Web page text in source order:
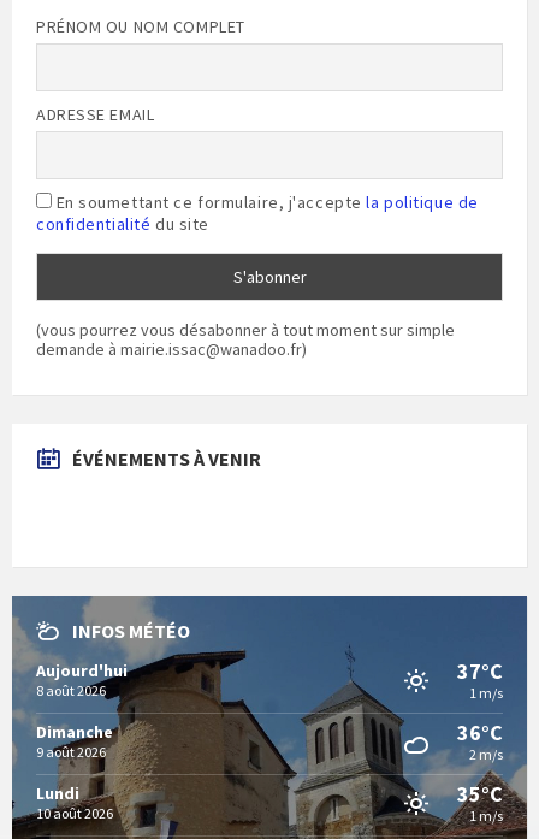
PRÉNOM OU NOM COMPLET
ADRESSE EMAIL
En soumettant ce formulaire, j'acceptela politique de
confidentialité du site
(vous pourrez vous désabonner à tout moment sur simple
demande à mairie.issac@wanadoo.fr)
ÉVÉNEMENTS À VENIR
INFOS MÉTÉO
Aujourd'hui
8 août 2026
37°C
1 m/s
Dimanche
9 août 2026
36°C
2 m/s
Lundi
10 août 2026
35°C
1 m/s